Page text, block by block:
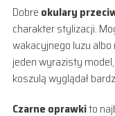
Dobre okulary
charakter stylizacji.
wakacyjnego luzu
jeden wyrazisty
koszulą wyglądał
Czarne oprawkito